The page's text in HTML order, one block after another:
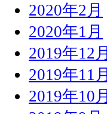
2020年2月
2020年1月
2019年12月
2019年11月
2019年10月